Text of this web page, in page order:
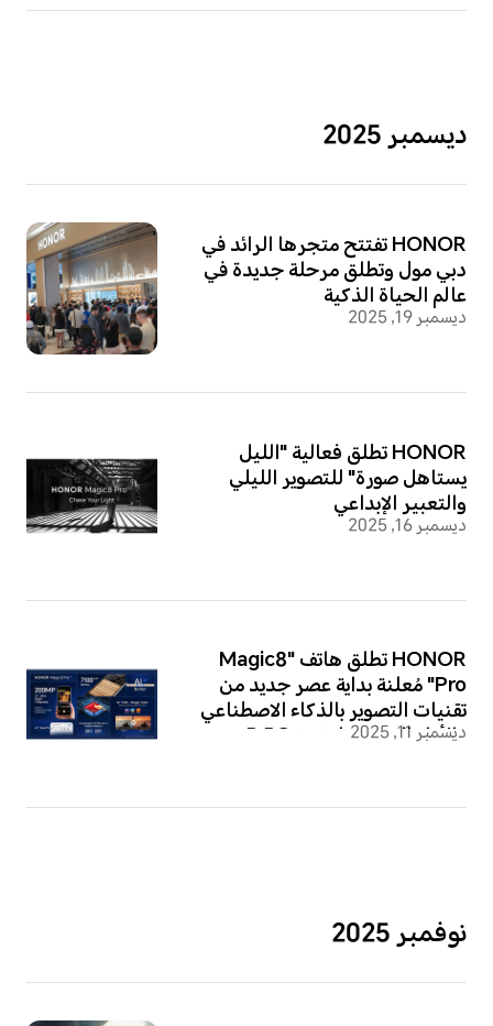
ديسمبر 2025
HONOR تفتتح متجرها الرائد في
دبي مول وتطلق مرحلة جديدة في
عالم الحياة الذكية
ديسمبر 19, 2025
HONOR تطلق فعالية "الليل
يستاهل صورة" للتصوير الليلي
والتعبير الإبداعي
ديسمبر 16, 2025
HONOR تطلق هاتف "Magic8
Pro" مُعلنة بداية عصر جديد من
تقنيات التصوير بالذكاء الاصطناعي
والأداء المتقدم لتقنية 5.5G
ديسمبر 11, 2025
نوفمبر 2025